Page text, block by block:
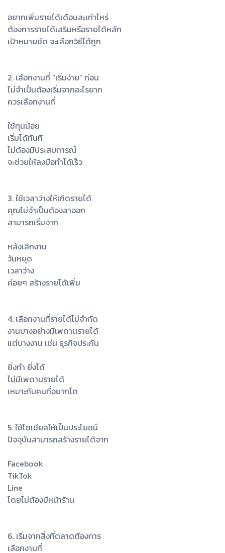
อยากเพิ่มรายได้เดือนละเท่าไหร่
ต้องการรายได้เสริมหรือรายได้หลัก
เป้าหมายชัด จะเลือกวิธีได้ถูก
2. เลือกงานที่ “เริ่มง่าย” ก่อน
ไม่จำเป็นต้องเริ่มจากอะไรยาก
ควรเลือกงานที่
ใช้ทุนน้อย
เริ่มได้ทันที
ไม่ต้องมีประสบการณ์
จะช่วยให้ลงมือทำได้เร็ว
3. ใช้เวลาว่างให้เกิดรายได้
คุณไม่จำเป็นต้องลาออก
สามารถเริ่มจาก
หลังเลิกงาน
วันหยุด
เวลาว่าง
ค่อยๆ สร้างรายได้เพิ่ม
4. เลือกงานที่รายได้ไม่จำกัด
งานบางอย่างมีเพดานรายได้
แต่บางงาน เช่น ธุรกิจประกัน
ยิ่งทำ ยิ่งได้
ไม่มีเพดานรายได้
เหมาะกับคนที่อยากโต
5. ใช้โซเชียลให้เป็นประโยชน์
ปัจจุบันสามารถสร้างรายได้จาก
Facebook
TikTok
Line
โดยไม่ต้องมีหน้าร้าน
6. เริ่มจากสิ่งที่ตลาดต้องการ
เลือกงานที่